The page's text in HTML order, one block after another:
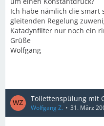
Ich habe nämlich die
gleitenden Regelung
Katadynfilter nur noch ein
Grüße
Wolfgang
Toilettenspülung mit
Wolfgang Z. 31. März